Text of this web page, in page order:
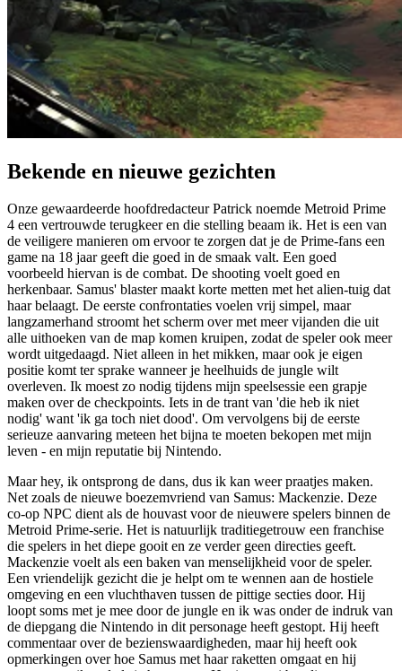
Bekende en nieuwe gezichten
Onze gewaardeerde hoofdredacteur Patrick noemde Metroid Prime
4 een vertrouwde terugkeer en die stelling beaam ik. Het is een van
de veiligere manieren om ervoor te zorgen dat je de Prime-fans een
game na 18 jaar geeft die goed in de smaak valt. Een goed
voorbeeld hiervan is de combat. De shooting voelt goed en
herkenbaar. Samus' blaster maakt korte metten met het alien-tuig dat
haar belaagt. De eerste confrontaties voelen vrij simpel, maar
langzamerhand stroomt het scherm over met meer vijanden die uit
alle uithoeken van de map komen kruipen, zodat de speler ook meer
wordt uitgedaagd. Niet alleen in het mikken, maar ook je eigen
positie komt ter sprake wanneer je heelhuids de jungle wilt
overleven. Ik moest zo nodig tijdens mijn speelsessie een grapje
maken over de checkpoints. Iets in de trant van 'die heb ik niet
nodig' want 'ik ga toch niet dood'. Om vervolgens bij de eerste
serieuze aanvaring meteen het bijna te moeten bekopen met mijn
leven - en mijn reputatie bij Nintendo.
Maar hey, ik ontsprong de dans, dus ik kan weer praatjes maken.
Net zoals de nieuwe boezemvriend van Samus: Mackenzie. Deze
co-op NPC dient als de houvast voor de nieuwere spelers binnen de
Metroid Prime-serie. Het is natuurlijk traditiegetrouw een franchise
die spelers in het diepe gooit en ze verder geen directies geeft.
Mackenzie voelt als een baken van menselijkheid voor de speler.
Een vriendelijk gezicht die je helpt om te wennen aan de hostiele
omgeving en een vluchthaven tussen de pittige secties door. Hij
loopt soms met je mee door de jungle en ik was onder de indruk van
de diepgang die Nintendo in dit personage heeft gestopt. Hij heeft
commentaar over de bezienswaardigheden, maar hij heeft ook
opmerkingen over hoe Samus met haar raketten omgaat en hij